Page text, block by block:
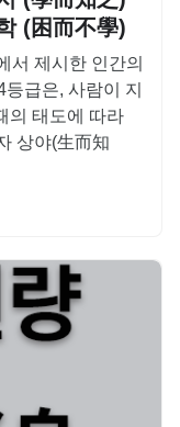
(困而不學)
서 제시한 인간의
급은, 사람이 지
의 태도에 따라
상야(生而知